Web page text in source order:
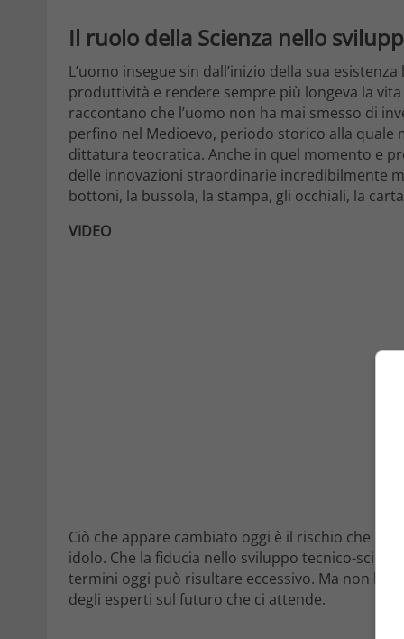
Il ruolo della Scienza nello
L’uomo insegue sin dall’inizio della sua
produttività e rendere sempre più longeva la
raccontano che l’uomo non ha mai smesso di
perfino nel Medioevo, periodo storico alla
dittatura teocratica. Anche in quel momento e
delle innovazioni straordinarie incredibilmente
bottoni, la bussola, la stampa, gli occhiali, la
VIDEO
Ciò che appare cambiato oggi è il rischio che la
idolo. Che la fiducia nello sviluppo tecnico-
termini oggi può risultare eccessivo. Ma non lo
degli esperti sul futuro che ci attende.